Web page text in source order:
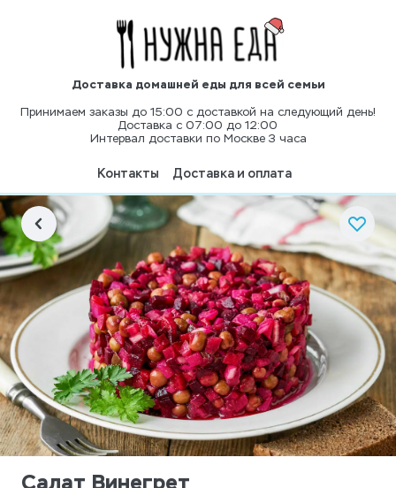
Доставка домашней еды для всей семьи
Принимаем заказы до 15:00 с доставкой на следующий день!
Доставка с 07:00 до 12:00
Интервал доставки по Москве 3 часа
Контакты Доставка и оплата
Салат Винегрет